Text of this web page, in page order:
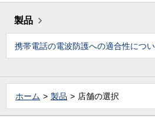
製品
携帯電話の電波防護への適合性につ
ホーム 製品 店舗の選択